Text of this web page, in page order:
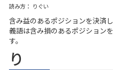
読み方： りぐい
含み益のあるポジションを決済
義語は含み損のあるポジション
す。
り